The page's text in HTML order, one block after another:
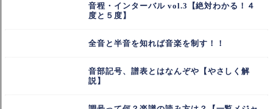
音程・インターバル vol.3【絶対わかる！４
度と５度】
全音と半音を知れば音楽を制す！！
音部記号、譜表とはなんぞや【やさしく解
説】